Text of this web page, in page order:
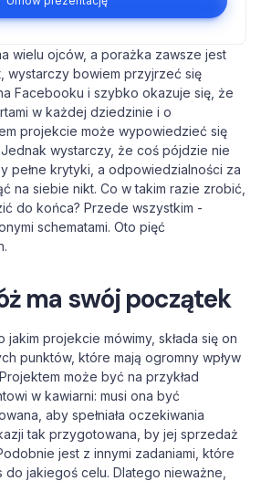
wielu ojców, a porażka zawsze jest
wystarczy bowiem przyjrzeć się
Facebooku i szybko okazuje się, że
w każdej dziedzinie i o
projekcie może wypowiedzieć się
wystarczy, że coś pójdzie nie
pełne krytyki, a odpowiedzialności za
na siebie nikt. Co w takim razie zrobić,
do końca? Przede wszystkim -
schematami. Oto pięć
ma swój początek
projekcie mówimy, składa się on
punktów, które mają ogromny wpływ
może być na przykład
w kawiarni: musi ona być
aby spełniała oczekiwania
tak przygotowana, by jej sprzedaż
jest z innymi zadaniami, które
jakiegoś celu. Dlatego nieważne,